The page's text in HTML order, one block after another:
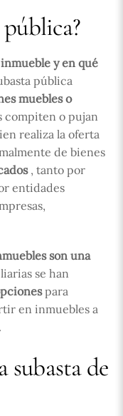
pública?
y en qué
pública
muebles o
compiten o pujan
realiza la oferta
de bienes
, tanto por
entidades
son una
se han
para
en inmuebles a
.
subasta de